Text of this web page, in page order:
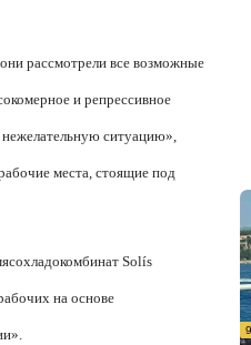
рассмотрели все возможные
и репрессивное
ситуацию»,
места, стоящие под
Solís
на основе